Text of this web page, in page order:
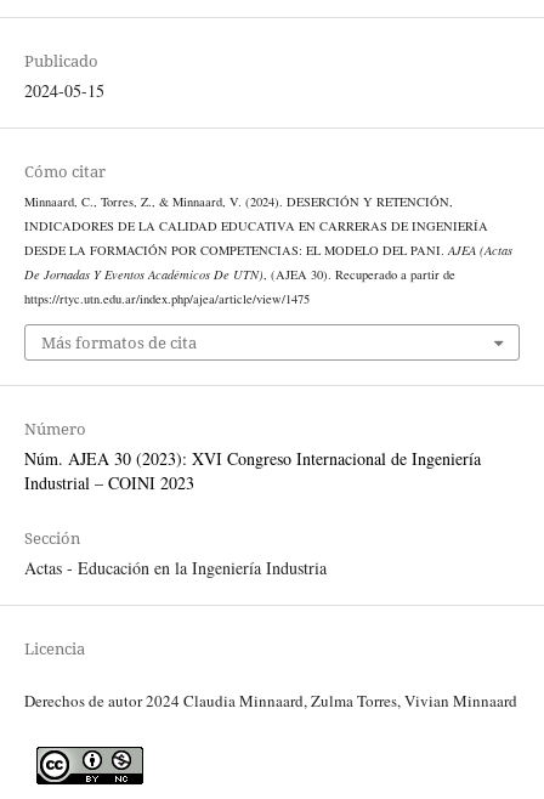
Publicado
2024-05-15
Cómo citar
Minnaard, C., Torres, Z., & Minnaard, V. (2024). DESERCIÓN Y RETENCIÓN,
INDICADORES DE LA CALIDAD EDUCATIVA EN CARRERAS DE INGENIERÍA
DESDE LA FORMACIÓN POR COMPETENCIAS: EL MODELO DEL PANI.AJEA (Actas
De Jornadas Y Eventos Académicos De UTN), (AJEA 30). Recuperado a partir de
https://rtyc.utn.edu.ar/index.php/ajea/article/view/1475
Más formatos de cita
Número
Núm. AJEA 30 (2023): XVI Congreso Internacional de Ingeniería
Industrial – COINI 2023
Sección
Actas - Educación en la Ingeniería Industria
Licencia
Derechos de autor 2024 Claudia Minnaard, Zulma Torres, Vivian Minnaard